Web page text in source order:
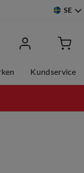
SE
Kundservice